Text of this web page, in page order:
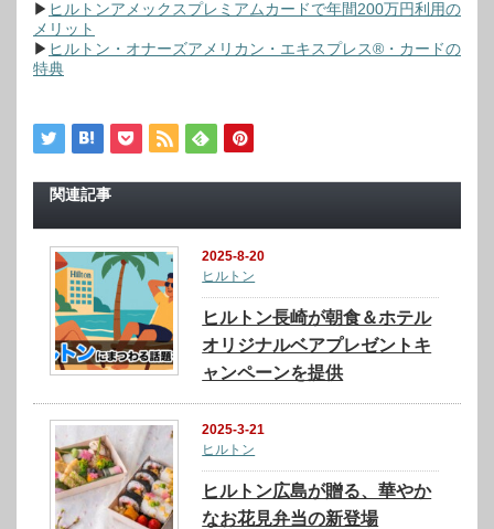
▶ ヒルトンアメックスプレミアムカードで年間200万円利用の
メリット
▶ ヒルトン・オナーズアメリカン・エキスプレス®・カードの
特典
関連記事
2025-8-20
ヒルトン
ヒルトン長崎が朝食＆ホテル
オリジナルベアプレゼントキ
ャンペーンを提供
2025-3-21
ヒルトン
ヒルトン広島が贈る、華やか
なお花見弁当の新登場